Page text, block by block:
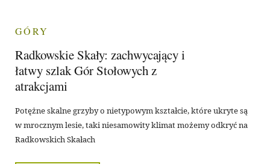
GÓRY
Radkowskie Skały: zachwycający i
łatwy szlak Gór Stołowych z
atrakcjami
Potężne skalne grzyby o nietypowym kształcie, które ukryte są
w mrocznym lesie, taki niesamowity klimat możemy odkryć na
Radkowskich Skałach